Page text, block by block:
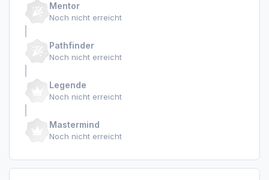
Mentor
Noch nicht erreicht
Pathfinder
Noch nicht erreicht
Legende
Noch nicht erreicht
Mastermind
Noch nicht erreicht